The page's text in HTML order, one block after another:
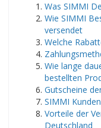
​Was SIMMI
Wie SIMMI
versendet
Welche
Wie lange
bestellten
Gutscheine
SIMMI
Vorteile der
Deutschland